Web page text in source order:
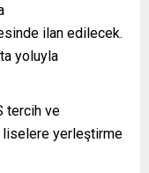
ilan edilecek.
yoluyla
tercih ve
liselere yerleştirme